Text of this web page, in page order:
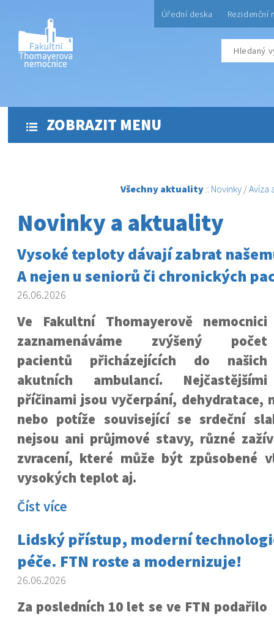
Úřední deska Rezidenční
ZOBRAZIT MENU
Všechny aktuality :: Novinky /Avíza
Novinky a aktuality
Vysoké teploty dávají zabrat
A nejen u seniorů či chronických
26.06.2026
Ve Fakultní Thomayerově nemocnici
zaznamenáváme zvýšený počet
pacientů přicházejících do našich
akutních ambulancí. Nejčastějšími
příčinami jsou vyčerpání, dehydratace,
nebo potíže související se srdeční
nejsou ani průjmové stavy, různé
zvracení, které může být způsobené
vysokých teplot aj.
Číst více
Lidský přístup, moderní
péče. FTN roste a modernizuje!
26.06.2026
Za posledních 10 let se ve FTN podařilo